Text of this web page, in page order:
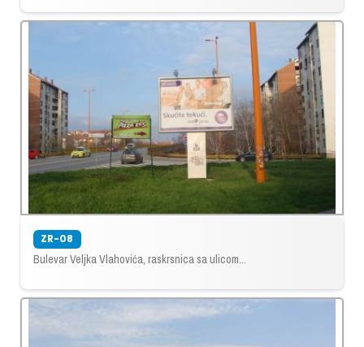
ZR-08
Bulevar Veljka Vlahovića, raskrsnica sa ulicom...